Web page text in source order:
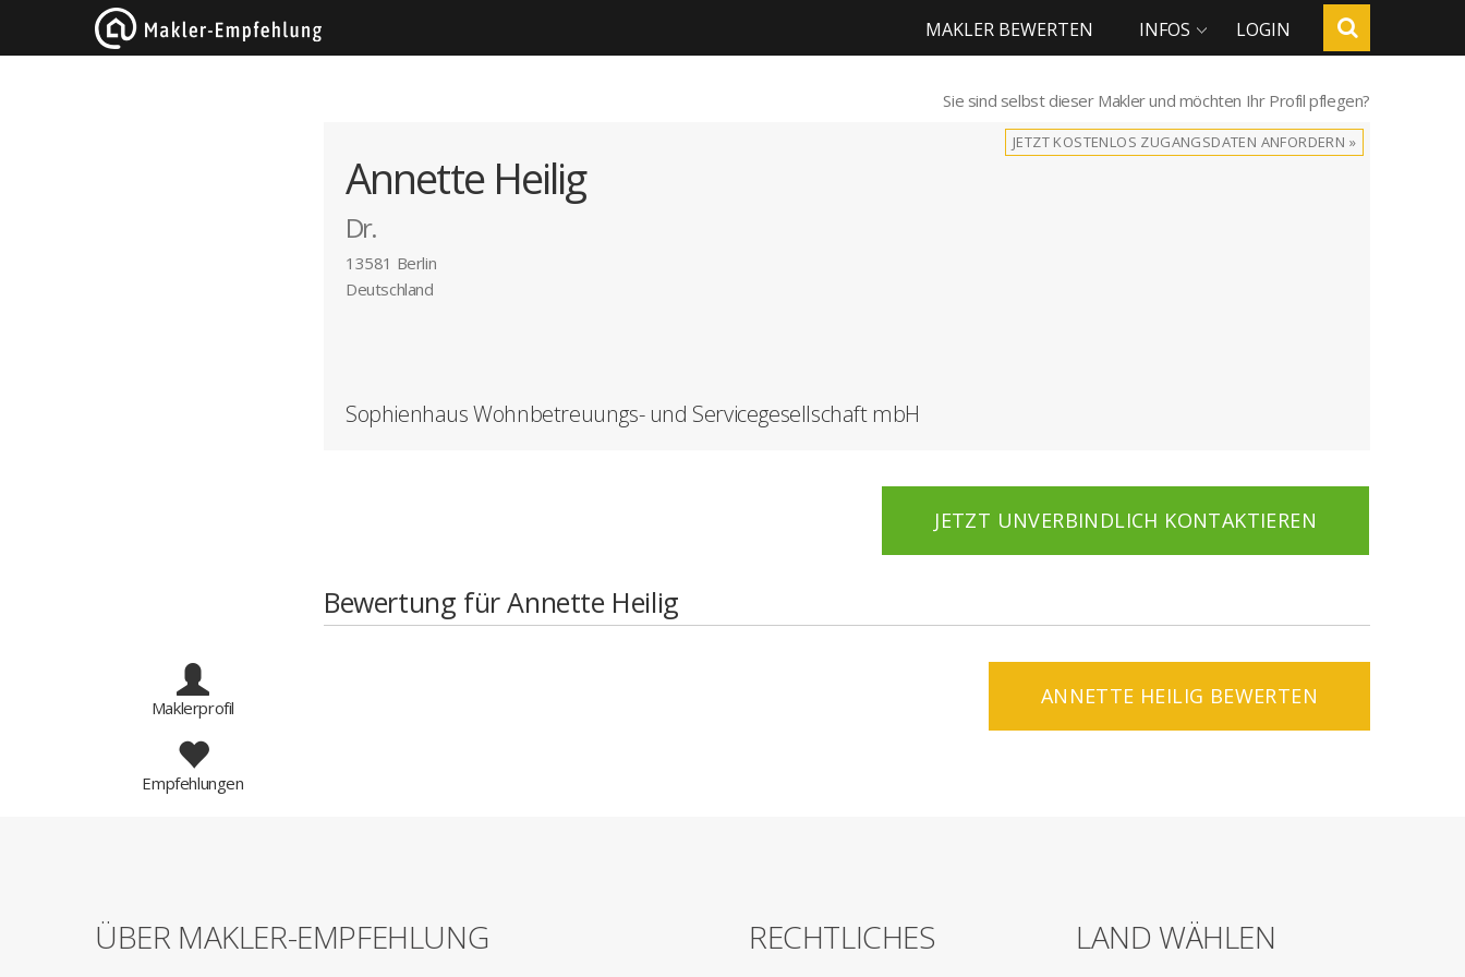
MAKLER BEWERTEN INFOS LOGIN
Maklerprofil
Empfehlungen
Sie sind selbst dieser Makler und möchten Ihr Profil pflegen?
JETZT KOSTENLOS ZUGANGSDATEN ANFORDERN »
Annette Heilig
Dr.
13581 Berlin
Deutschland
Sophienhaus Wohnbetreuungs- und Servicegesellschaft mbH
JETZT UNVERBINDLICH KONTAKTIEREN
Bewertung für Annette Heilig
ANNETTE HEILIG BEWERTEN
ÜBER MAKLER-EMPFEHLUNG RECHTLICHES LAND WÄHLEN